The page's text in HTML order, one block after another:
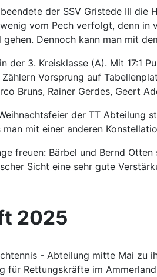
der SSV Gristede III die
vom Pech verfolgt, denn
Dennoch kann man mit
der 3. Kreisklasse (A). Mit 17:1
Vorsprung auf
Bruns, Rainer Gerdes, Geert
der TT Abteilung
mit einer anderen
freuen: Bärbel und Bernd
Sicht eine sehr gute
2025
- Abteilung mitte Mai
für Rettungskräfte im